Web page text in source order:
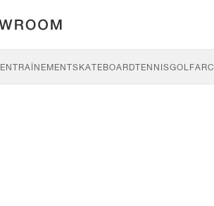
ENTRAÎNEMENTSKATEBOARDTENNISGOLF